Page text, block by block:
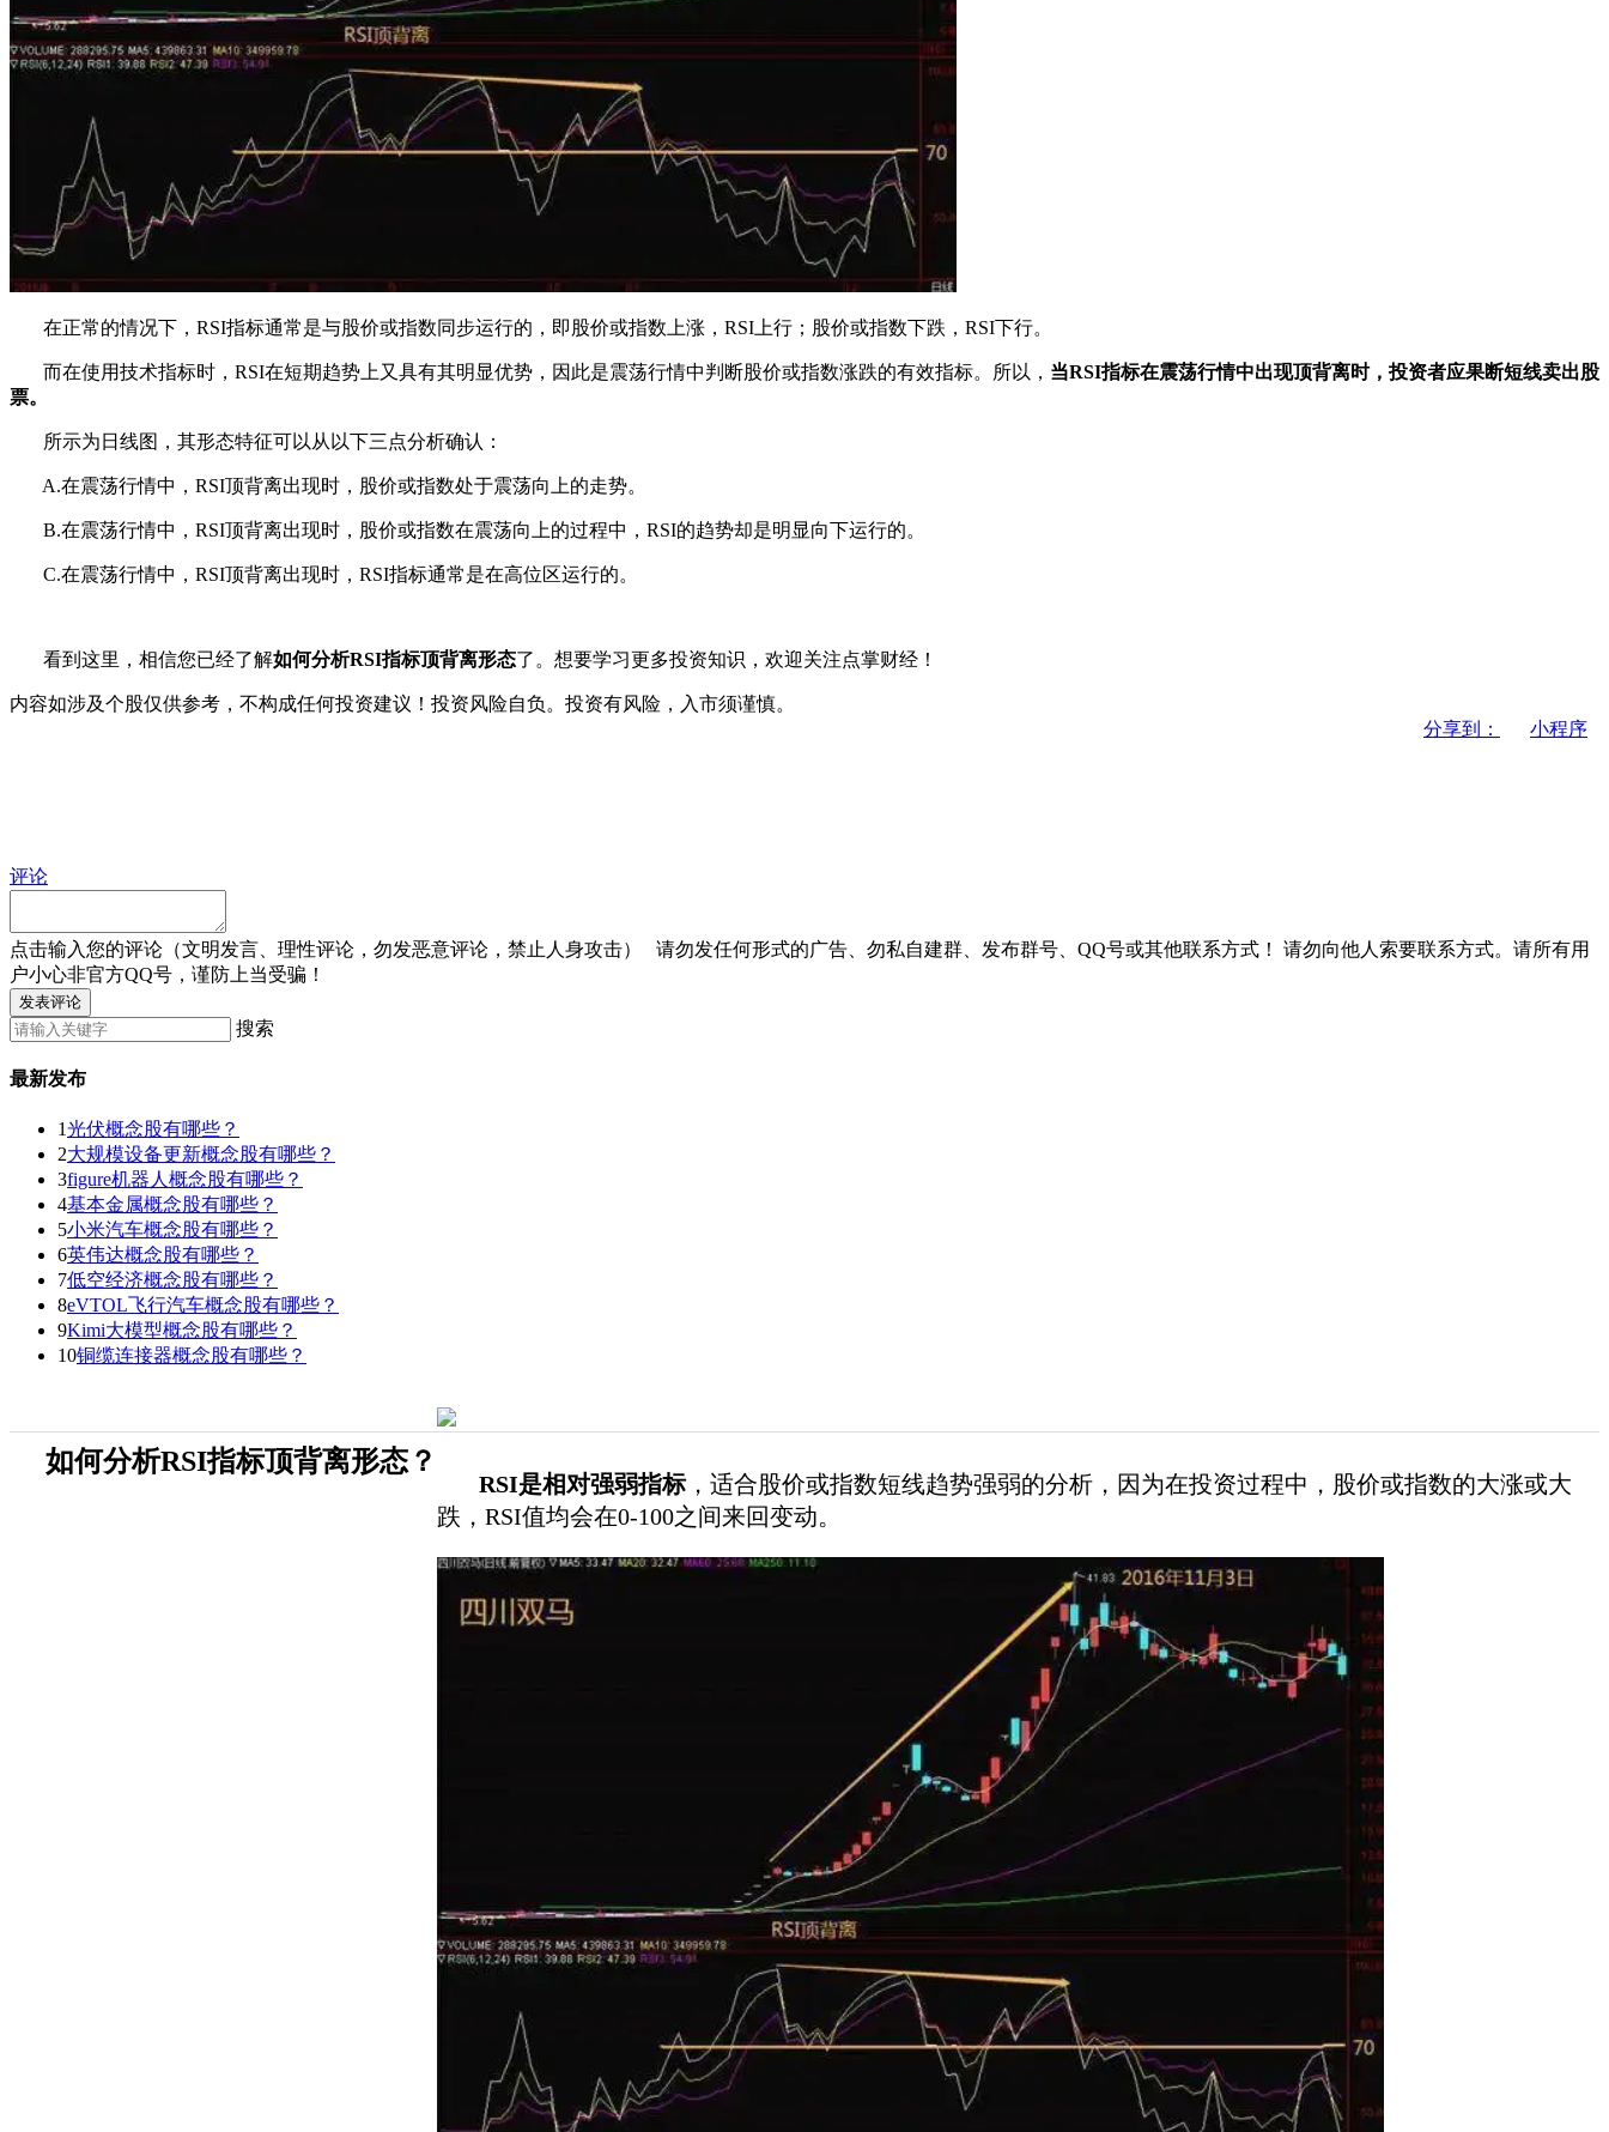
在正常的情况下，RSI指标通常是与股价或指数同步运行的，即股价或指数上涨，RSI上行；股价或指数下跌，RSI下行。
而在使用技术指标时，RSI在短期趋势上又具有其明显优势，因此是震荡行情中判断股价或指数涨跌的有效指标。所以， 当RSI指标在震荡行情中出现顶背离时，投资者应果断短线卖出股
票。
所示为日线图，其形态特征可以从以下三点分析确认：
A.在震荡行情中，RSI顶背离出现时，股价或指数处于震荡向上的走势。
B.在震荡行情中，RSI顶背离出现时，股价或指数在震荡向上的过程中，RSI的趋势却是明显向下运行的。
C.在震荡行情中，RSI顶背离出现时，RSI指标通常是在高位区运行的。
看到这里，相信您已经了解如何分析RSI指标顶背离形态了。想要学习更多投资知识，欢迎关注点掌财经！
内容如涉及个股仅供参考，不构成任何投资建议！投资风险自负。投资有风险，入市须谨慎。
分享到：
小程序
评论
点击输入您的评论（文明发言、理性评论，勿发恶意评论，禁止人身攻击） 请勿发任何形式的广告、勿私自建群、发布群号、QQ号或其他联系方式！
请勿向他人索要联系方式。请所有用
户小心非官方QQ号，谨防上当受骗！
发表评论
搜索
最新发布
1光伏概念股有哪些？
2大规模设备更新概念股有哪些？
3figure机器人概念股有哪些？
4基本金属概念股有哪些？
5小米汽车概念股有哪些？
6英伟达概念股有哪些？
7低空经济概念股有哪些？
8eVTOL飞行汽车概念股有哪些？
9Kimi大模型概念股有哪些？
10铜缆连接器概念股有哪些？
如何分析RSI指标顶背离形态？
RSI是相对强弱指标，适合股价或指数短线趋势强弱的分析，因为在投资过程中，股价或指数的大涨或大
跌，RSI值均会在0-100之间来回变动。